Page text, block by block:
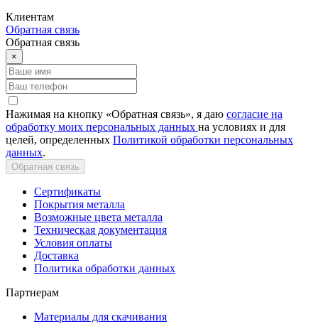
Клиентам
Обратная связь
Обратная связь
×
Нажимая на кнопку «Обратная связь», я даю согласие на
обработку моих персональных данных на условиях и для
целей, определенных Политикой обработки персональных
данных.
Обратная связь
Сертификаты
Покрытия металла
Возможные цвета металла
Техническая документация
Условия оплаты
Доставка
Политика обработки данных
Партнерам
Материалы для скачивания